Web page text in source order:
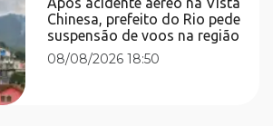
Chinesa, prefeito do Rio pede
suspensão de voos na região
08/08/2026 18:50